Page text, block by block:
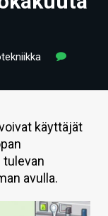
käyttäjät
tulevan
avulla.